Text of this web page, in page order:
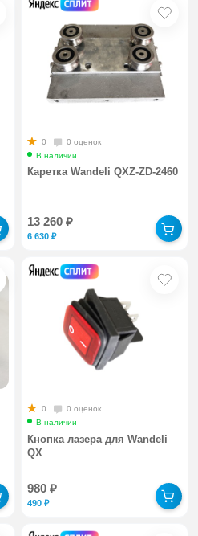
0
0 оценок
В наличии
Каретка Wandeli QXZ-ZD-2460
13 260₽
6 630₽
0
0 оценок
В наличии
Кнопка лазера для Wandeli
QX
980₽
490₽